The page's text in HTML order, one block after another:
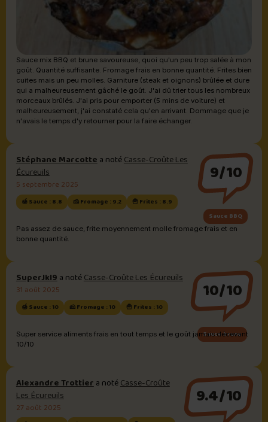
Sauce mix BBQ et brune savoureuse, quoi qu'un peu trop salée à mon
goût. Quantité suffisante. Fromage frais en bonne quantité. Frites bien
cuites mais un peu molles. Garniture (steak et oignons) brûlée et dure
qui a malheureusement gâché le goût. J'ai dû trier tous les nombreux
morceaux brûlés. J'ai pris pour emporter (5 mins de voiture) et
malheureusement, j'ai constaté cela qu'en arrivant. Dommage que je
n'avais le temps d'y retourner pour la faire échanger.
Stéphane Marcottea notéCasse-Croûte Les
Écureuils
5 septembre 2025
🍯 Sauce : 8.8 🧀 Fromage : 9.2 🍟 Frites : 8.9
9/10
Sauce BBQ
Pas assez de sauce, frite moyennement molle fromage frais et en
bonne quantité.
SuperJkl9a notéCasse-Croûte Les Écureuils
31 août 2025
🍯 Sauce : 10 🧀 Fromage : 10 🍟 Frites : 10
10/10
Sauce brune
Super service aliments frais en tout temps et le goût jamais décevant
10/10
Alexandre Trottiera notéCasse-Croûte
Les Écureuils
27 août 2025 9.4/10